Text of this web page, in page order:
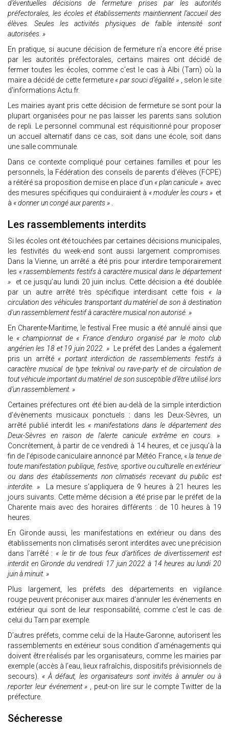
d’éventuelles décisions de fermeture prises par les autorités
préfectorales, les écoles et établissements maintiennent l’accueil des
élèves. Seules les activités physiques de faible intensité sont
autorisées. »
En pratique, si aucune décision de fermeture n’a encore été prise
par les autorités préfectorales, certains maires ont décidé de
fermer toutes les écoles, comme c’est le cas à Albi (Tarn) où la
maire a décidé de cette fermeture « par souci d’égalité » , selon le site
d'informations Actu.fr.
Les mairies ayant pris cette décision de fermeture se sont pour la
plupart organisées pour ne pas laisser les parents sans solution
de repli. Le personnel communal est réquisitionné pour proposer
un accueil alternatif dans ce cas, soit dans une école, soit dans
une salle communale.
Dans ce contexte compliqué pour certaines familles et pour les
personnels, la Fédération des conseils de parents d'élèves (FCPE)
a réitéré sa proposition de mise en place d’un « plan canicule » avec
des mesures spécifiques qui conduiraient à « moduler les cours » et
à « donner un congé aux parents » .
Les rassemblements interdits
Si les écoles ont été touchées par certaines décisions municipales,
les festivités du week-end sont aussi largement compromises.
Dans la Vienne, un arrêté a été pris pour interdire temporairement
les « rassemblements festifs à caractère musical dans le département
»
et ce jusqu’au lundi 20 juin inclus. Cette décision a été doublée
par un autre arrêté très spécifique interdisant cette fois « la
circulation des véhicules transportant du matériel de son à destination
d'un rassemblement festif à caractère musical non autorisé. »
En Charente-Maritime, le festival Free music a été annulé ainsi que
le « championnat de « France d'enduro organisé par le moto club
angérien les 18 et 19 juin 2022. » Le préfet des Landes a également
pris un arrêté « portant interdiction de rassemblements festifs à
caractère musical de type teknival ou rave-party et de circulation de
tout véhicule important du matériel de son susceptible d’être utilisé lors
d’un rassemblement. »
Certaines préfectures ont été bien au-delà de la simple interdiction
d’évènements musicaux ponctuels : dans les Deux-Sèvres, un
arrêté publié interdit les « manifestations dans le département des
Deux-Sèvres en raison de l'alerte canicule extrême en cours. »
Concrètement, à partir de ce vendredi à 14 heures, et ce jusqu’à la
fin de l’épisode caniculaire annoncé par Météo France, «la tenue de
toute manifestation publique, festive, sportive ou culturelle en extérieur
ou dans des établissements non climatisés recevant du public est
interdite. »
La mesure s’appliquera de 9 heures à 21 heures les
jours suivants. Cette même décision a été prise par le préfet de la
Charente mais avec des horaires différents : de 10 heures à 19
heures.
En Gironde aussi, les manifestations en extérieur ou dans des
établissements non climatisés seront interdites avec une précision
dans l’arrêté : « le tir de tous feux d’artifices de divertissement est
interdit en Gironde du vendredi 17 juin 2022 à 14 heures au lundi 20
juin à minuit. »
Plus largement, les préfets des départements en vigilance
rouge peuvent préconiser aux maires d'annuler les événements en
extérieur qui sont de leur responsabilité, comme c'est le cas de
celui du Tarn par exemple.
D’autres préfets, comme celui de la Haute-Garonne, autorisent les
rassemblements en extérieur sous condition d’aménagements qui
doivent être réalisés par les organisateurs, comme les mairies par
exemple (accès à l’eau, lieux rafraîchis, dispositifs prévisionnels de
secours). « À défaut, les organisateurs sont invités à annuler ou à
reporter leur événement » , peut-on lire sur le compte Twitter de la
préfecture.
Sécheresse